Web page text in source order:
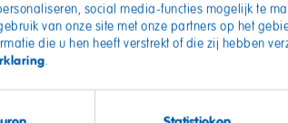
social media-functies mogelijk te
van onze site met onze partners op het
die u hen heeft verstrekt of die zij hebben
.